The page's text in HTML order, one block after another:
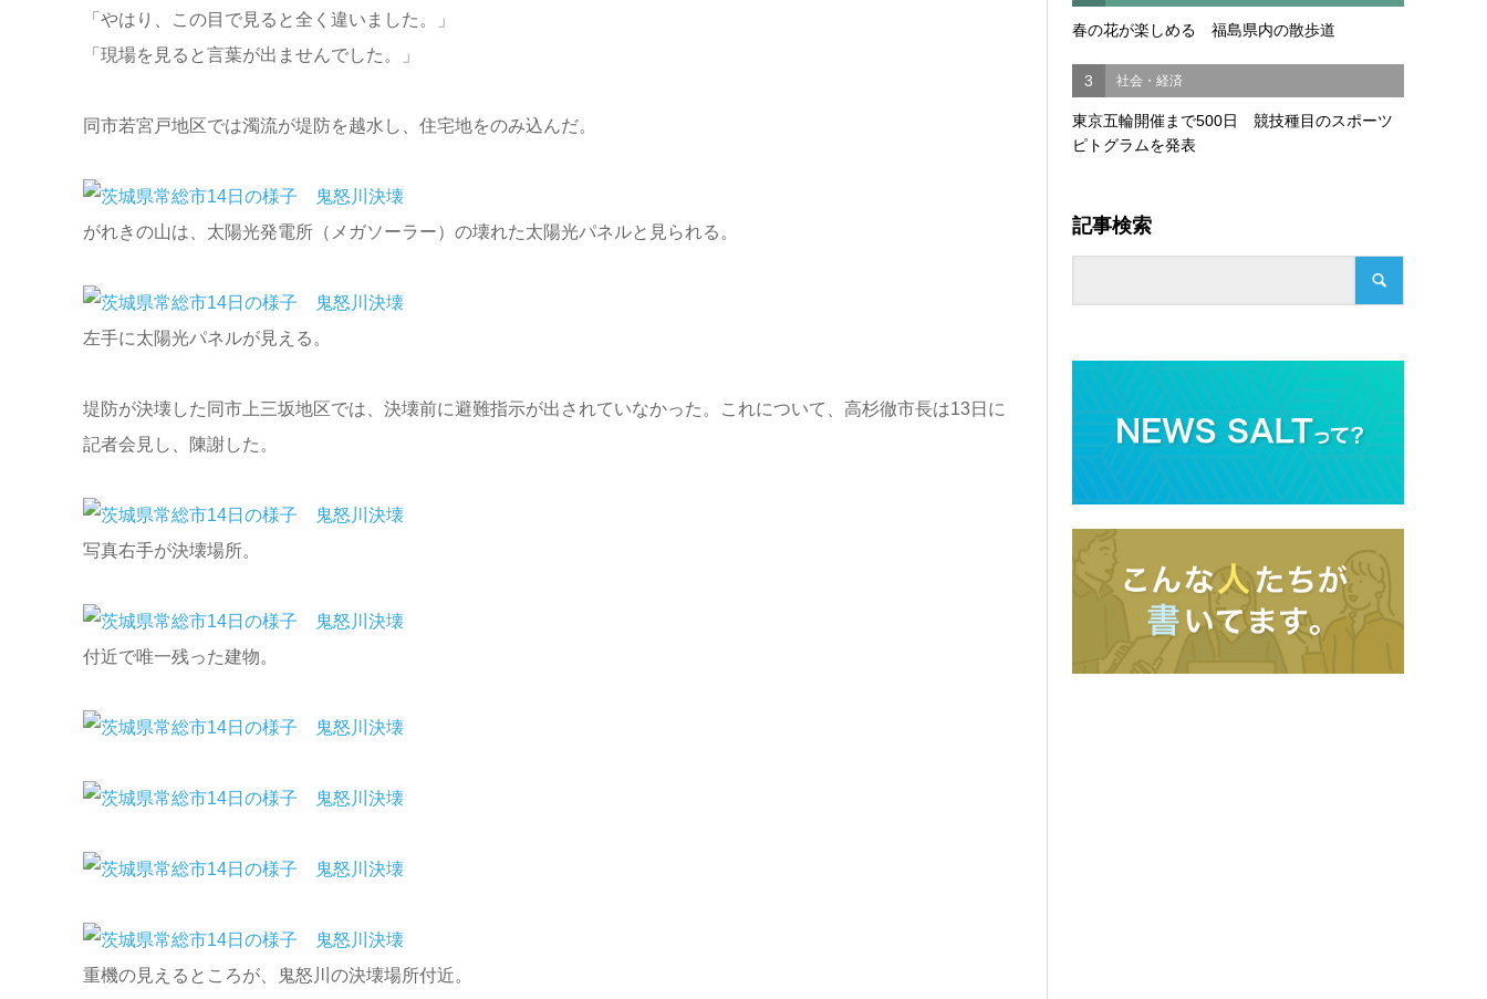
「やはり、この目で見ると全く違いました。」
「現場を見ると言葉が出ませんでした。」
同市若宮戸地区では濁流が堤防を越水し、住宅地をのみ込んだ。
がれきの山は、太陽光発電所（メガソーラー）の壊れた太陽光パネルと見られる。
左手に太陽光パネルが見える。
堤防が決壊した同市上三坂地区では、決壊前に避難指示が出されていなかった。これについて、高杉徹市長は13日に
記者会見し、陳謝した。
写真右手が決壊場所。
付近で唯一残った建物。
重機の見えるところが、鬼怒川の決壊場所付近。
春の花が楽しめる 福島県内の散歩道
3 社会・経済
東京五輪開催まで500日 競技種目のスポーツ
ピトグラムを発表
記事検索